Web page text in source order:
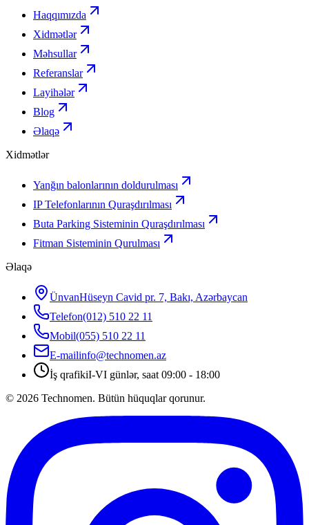
Haqqımızda
Xidmətlər
Məhsullar
Referanslar
Layihələr
Blog
Əlaqə
Xidmətlər
Yanğın balonlarının doldurulması
IP Telefonlarının Quraşdırılması
Buta Parking Sisteminin Quraşdırılması
Fitman Sisteminin Qurulması
Əlaqə
ÜnvanHüseyn Cavid pr. 7, Bakı, Azərbaycan
Telefon(012) 510 22 11
Mobil(055) 510 22 11
E-mailinfo@technomen.az
İş qrafikiI-VI günlər, saat 09:00 - 18:00
© 2026 Technomen. Bütün hüquqlar qorunur.